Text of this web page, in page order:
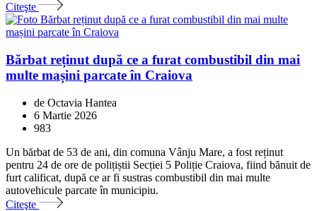
Citeşte
Bărbat reținut după ce a furat combustibil din mai
multe mașini parcate în Craiova
de Octavia Hantea
6 Martie 2026
983
Un bărbat de 53 de ani, din comuna Vânju Mare, a fost reținut
pentru 24 de ore de polițiștii Secției 5 Poliție Craiova, fiind bănuit de
furt calificat, după ce ar fi sustras combustibil din mai multe
autovehicule parcate în municipiu.
Citeşte